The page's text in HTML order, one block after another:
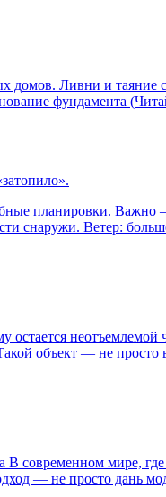
домов. Ливни и
фундамента
планировки.
снаружи. Ветер:
неотъемлемой
объект — не просто
современном мире,
— не просто дань